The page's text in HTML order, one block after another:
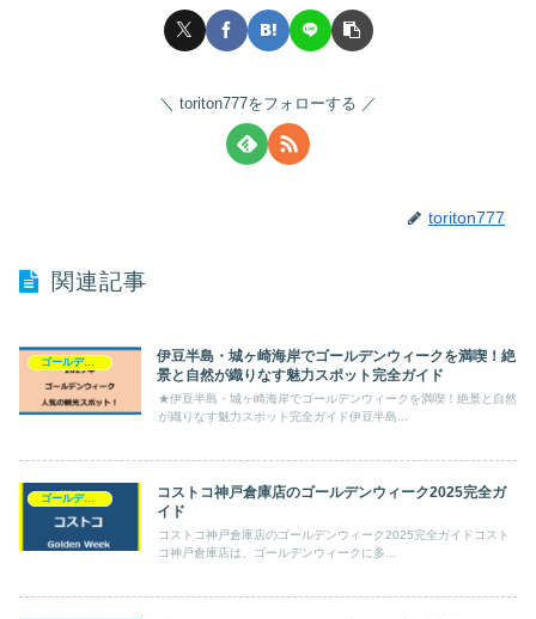
toriton777をフォローする
toriton777
関連記事
ゴールデンウィーク
伊豆半島・城ヶ崎海岸でゴールデンウィークを満喫！絶
景と自然が織りなす魅力スポット完全ガイド
★伊豆半島・城ヶ崎海岸でゴールデンウィークを満喫！絶景と自然
が織りなす魅力スポット完全ガイド伊豆半島...
ゴールデンウィーク
コストコ神戸倉庫店のゴールデンウィーク2025完全ガ
イド
コストコ神戸倉庫店のゴールデンウィーク2025完全ガイドコスト
コ神戸倉庫店は、ゴールデンウィークに多...